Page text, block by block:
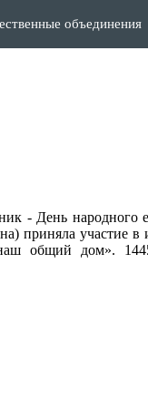
объединения
- День народного
приняла участие в
общий дом».